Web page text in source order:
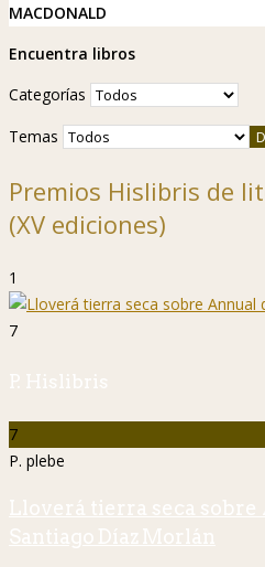
MACDONALD
Encuentra libros
Categorías
Temas
Premios Hislibris de
(XV ediciones)
1
7
P. Hislibris
7
P. plebe
Lloverá tierra seca sobre
Santiago Díaz Morlán